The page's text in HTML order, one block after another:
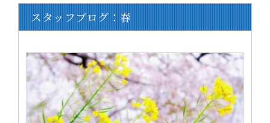
スタッフブログ：春